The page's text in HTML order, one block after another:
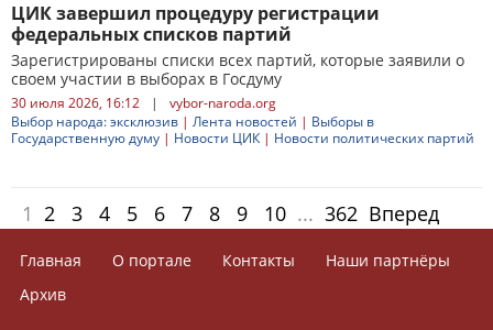
ЦИК завершил процедуру регистрации
федеральных списков партий
Зарегистрированы списки всех партий, которые заявили о
своем участии в выборах в Госдуму
30 июля 2026, 16:12 |
vybor-naroda.org
Выбор народа: эксклюзив | Лента новостей | Выборы в
Государственную думу | Новости ЦИК | Новости политических партий
1 2 3 4 5 6 7 8 9 10 ... 362 Вперед
Главная О портале Контакты
Наши партнёры
Архив